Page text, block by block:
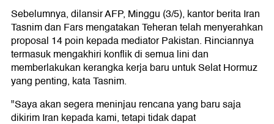
Sebelumnya, dilansir AFP, Minggu (3/5), kantor berita Iran
Tasnim dan Fars mengatakan Teheran telah menyerahkan
proposal 14 poin kepada mediator Pakistan. Rinciannya
termasuk mengakhiri konflik di semua lini dan
memberlakukan kerangka kerja baru untuk Selat Hormuz
yang penting, kata Tasnim.
"Saya akan segera meninjau rencana yang baru saja
dikirim Iran kepada kami, tetapi tidak dapat